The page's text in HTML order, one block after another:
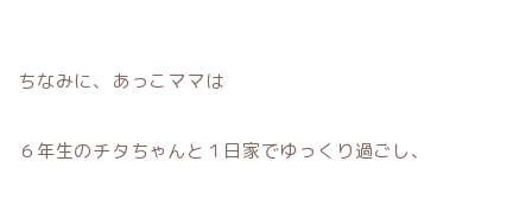
ちなみに、あっこママは
６年生のチタちゃんと１日家でゆっくり過ごし、